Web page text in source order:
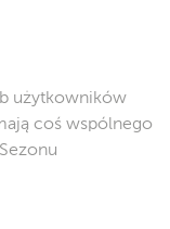
użytkowników
coś wspólnego